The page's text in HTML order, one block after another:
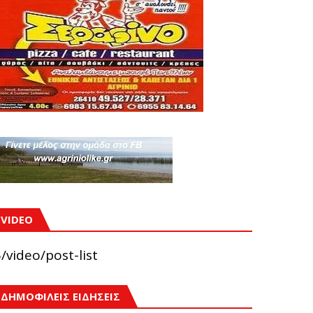
VIDEO
video/post-list
ΔΗΜΟΦΙΛΕΙΣ ΕΙΔΗΣΕΙΣ